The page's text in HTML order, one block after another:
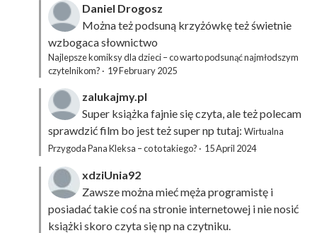
Daniel Drogosz
Można też podsuną krzyżówkęteż świetnie
wzbogaca słownictwo
Najlepsze komiksy dla dzieci – co warto podsunąć najmłodszym
czytelnikom? · 19 February 2025
zalukajmy.pl
Super książka fajnie się czyta, ale też polecam
sprawdzić film bo jest też super np tutaj: Wirtualna
Przygoda Pana Kleksa – co to takiego? · 15 April 2024
xdziUnia92
Zawsze można mieć męża programistę i
posiadać takie coś na stronie internetowej i nie nosić
książki skoro czyta się np na czytniku.